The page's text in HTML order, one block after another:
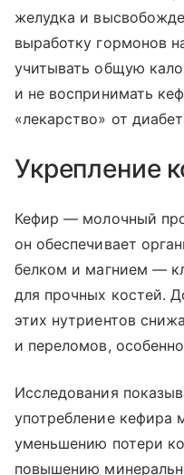
желудка и
выработку гормонов
учитывать общую
и не воспринимать
«лекарство» от
Укрепление
Кефир — молочный
он обеспечивает
белком и магнием —
для прочных костей.
этих нутриентов
и переломов,
Исследования
употребление кефира
уменьшению потери
повышению